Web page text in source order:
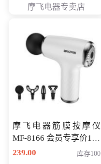
摩飞电器专卖店
摩飞电器筋膜按摩仪
MF-8166 会员专享价168
元
239.00 库存100